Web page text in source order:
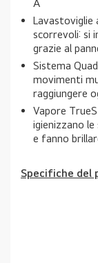
A
Lavastoviglie
scorrevoli: si
grazie al
Sistema
movimenti
raggiungere
Vapore
igienizzano
e fanno
Specifiche del